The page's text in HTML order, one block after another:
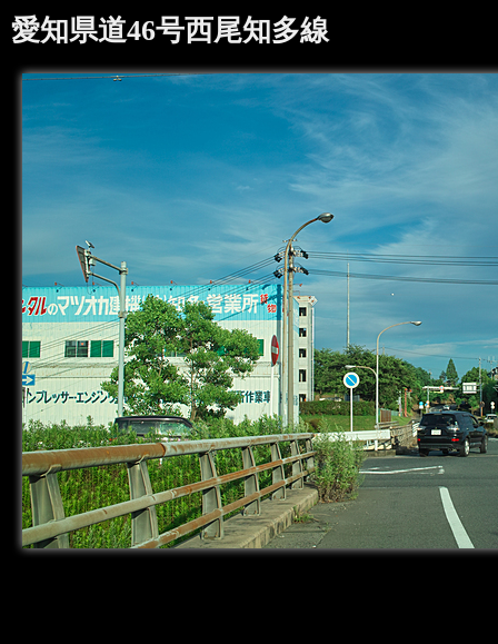
愛知県道46号西尾知多線